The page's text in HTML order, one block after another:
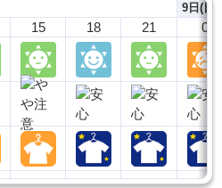
15 18 21
9日(日)
0